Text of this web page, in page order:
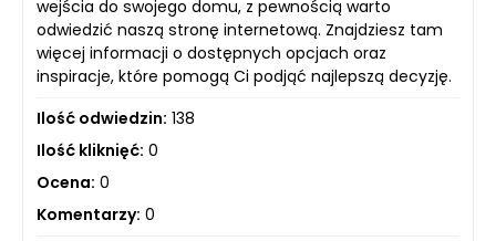
wejścia do swojego domu, z pewnością warto
odwiedzić naszą stronę internetową. Znajdziesz tam
więcej informacji o dostępnych opcjach oraz
inspiracje, które pomogą Ci podjąć najlepszą decyzję.
Ilość odwiedzin: 138
Ilość kliknięć: 0
Ocena: 0
Komentarzy: 0